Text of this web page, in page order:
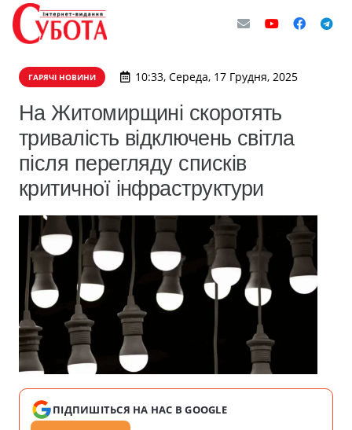
ГАРЯЧІ НОВИНИ 10:33, Середа, 17 Грудня, 2025
На Житомирщині скоротять
тривалість відключень світла
після перегляду списків
критичної інфраструктури
ПІДПИШІТЬСЯ НА НАС В GOOGLE